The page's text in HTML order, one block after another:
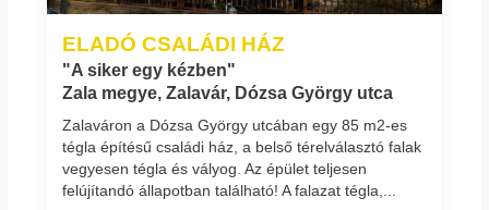
ELADÓ CSALÁDI HÁZ
"A siker egy kézben"
Zala megye, Zalavár, Dózsa György utca
Zalaváron a Dózsa György utcában egy 85 m2-es
tégla építésű családi ház, a belső térelválasztó falak
vegyesen tégla és vályog. Az épület teljesen
felújítandó állapotban található! A falazat tégla,...